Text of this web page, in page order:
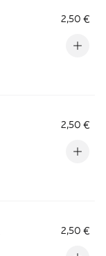
2,50 €
2,50 €
2,50 €